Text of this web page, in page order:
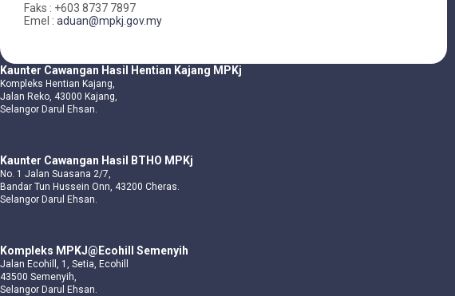
Faks : +603 8737 7897
Emel : aduan@mpkj.gov.my
Kaunter Cawangan Hasil Hentian Kajang MPKj
Kompleks Hentian Kajang,
Jalan Reko, 43000 Kajang,
Selangor Darul Ehsan.
Kaunter Cawangan Hasil BTHO MPKj
No. 1 Jalan Suasana 2/7,
Bandar Tun Hussein Onn, 43200 Cheras.
Selangor Darul Ehsan.
Kompleks MPKJ@Ecohill Semenyih
Jalan Ecohill, 1, Setia, Ecohill
43500 Semenyih,
Selangor Darul Ehsan.